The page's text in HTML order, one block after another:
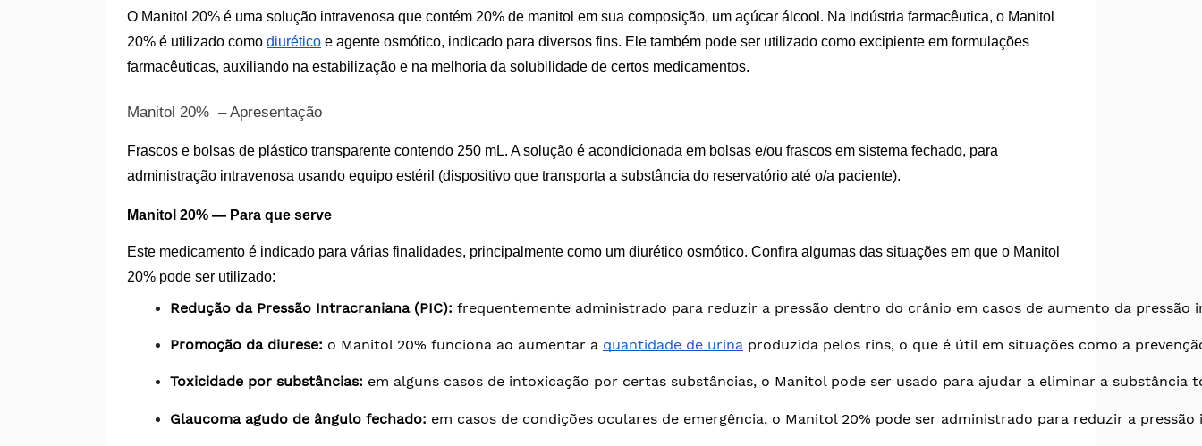
O Manitol 20% é uma solução intravenosa que contém 20% de manitol em sua composição, um açúcar álcool. Na indústria farmacêutica, o Manitol
20% é utilizado como diurético e agente osmótico, indicado para diversos fins. Ele também pode ser utilizado como excipiente em formulações
farmacêuticas, auxiliando na estabilização e na melhoria da solubilidade de certos medicamentos.
Manitol 20% – Apresentação
Frascos e bolsas de plástico transparente contendo 250 mL. A solução é acondicionada em bolsas e/ou frascos em sistema fechado, para
administração intravenosa usando equipo estéril (dispositivo que transporta a substância do reservatório até o/a paciente).
Manitol 20% — Para que serve
Este medicamento é indicado para várias finalidades, principalmente como um diurético osmótico. Confira algumas das situações em que o Manitol
20% pode ser utilizado:
Redução da Pressão Intracraniana (PIC): frequentemente administrado para reduzir a pressão dentro do crânio em casos de aumento da
Promoção da diurese: o Manitol 20% funciona ao aumentar a quantidade de urina produzida pelos rins, o que é útil em situações como a
Toxicidade por substâncias: em alguns casos de intoxicação por certas substâncias, o Manitol pode ser usado para ajudar a eliminar a substância
Glaucoma agudo de ângulo fechado: em casos de condições oculares de emergência, o Manitol 20% pode ser administrado para reduzir a